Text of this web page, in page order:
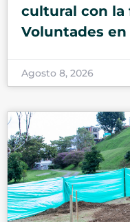
cultural con la
Voluntades en
Agosto 8, 2026